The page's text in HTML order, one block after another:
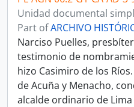
Unidad documental
Part ofARCHIVO
Narciso Puelles,
testimonio de
hizo Casimiro de los
de Acuña y Menacho,
alcalde ordinario de Lima